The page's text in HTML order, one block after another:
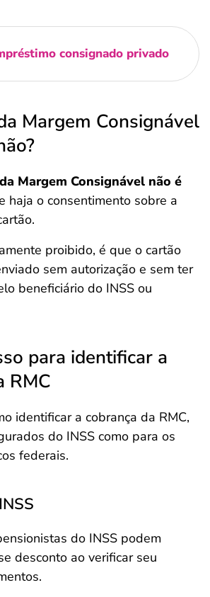
consignado privado
Margem Consignável
Margem Consignável não é
haja o consentimento sobre a
proibido, é que o cartão
sem autorização e sem ter
beneficiário do INSS ou
para identificar a
RMC
identificar a cobrança da RMC,
do INSS como para os
federais.
do INSS podem
desconto ao verificar seu